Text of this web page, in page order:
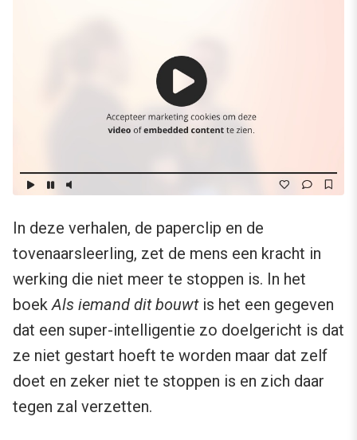
In deze verhalen, de paperclip en de
tovenaarsleerling, zet de mens een kracht in
werking die niet meer te stoppen is. In het
boekAls iemand dit bouwtis het een gegeven
dat een super-intelligentie zo doelgericht is dat
ze niet gestart hoeft te worden maar dat zelf
doet en zeker niet te stoppen is en zich daar
tegen zal verzetten.